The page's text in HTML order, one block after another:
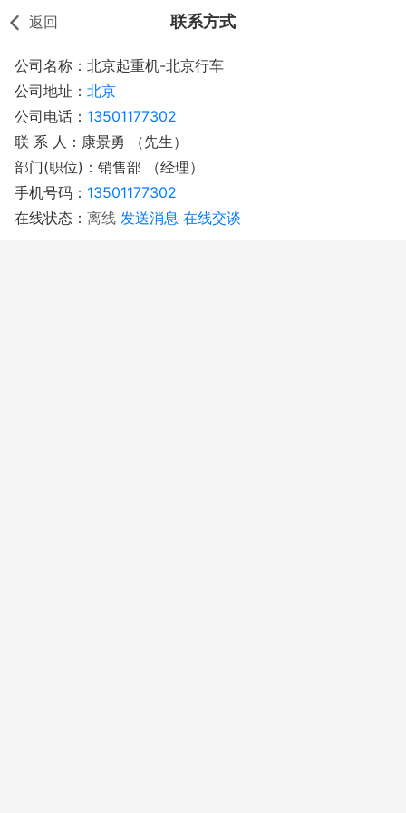
返回 联系方式
公司名称：北京起重机-北京行车
公司地址： 北京
公司电话： 13501177302
联 系 人：康景勇 （先生）
部门(职位)：销售部 （经理）
手机号码： 13501177302
在线状态： 离线 发送消息 在线交谈